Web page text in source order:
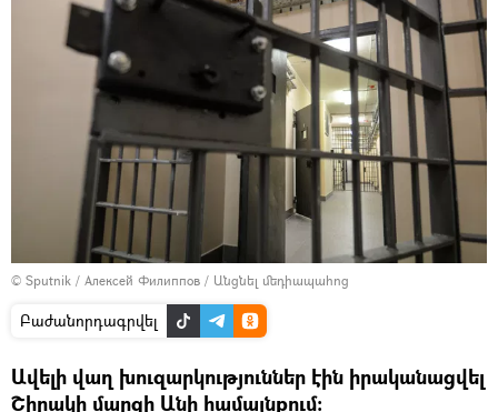
© Sputnik / Алексей Филиппов / Անցնել մեդիապահոց
Բաժանորդագրվել
Ավելի վաղ խուզարկություններ էին իրականացվել
Շիրակի մարզի Անի համայնքում։